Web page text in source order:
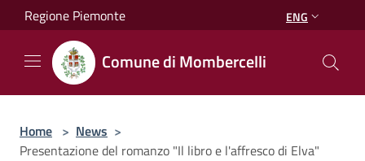
Salta al contenuto principale
Regione Piemonte ENG
Comune di Mombercelli
Home > News >
Presentazione del romanzo "Il libro e l'affresco di Elva"